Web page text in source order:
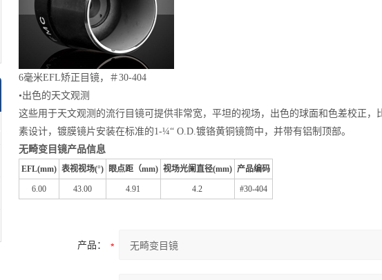
6毫米EFL矫正目镜，＃30-404
•出色的天文观测
这些用于天文观测的流行目镜可提供非常宽，平坦的视场，出色的球面和色差校正
素设计，镀膜镜片安装在标准的1-¼“ O.D.镀铬黄铜镜筒中，并带有铝制顶部。
无畸变目镜产品信息
EFL(mm) 表视视场(°) 眼点距（mm) 视场光阑直径(mm) 产品编码
6.00 43.00 4.91 4.2 #30-404
产品：